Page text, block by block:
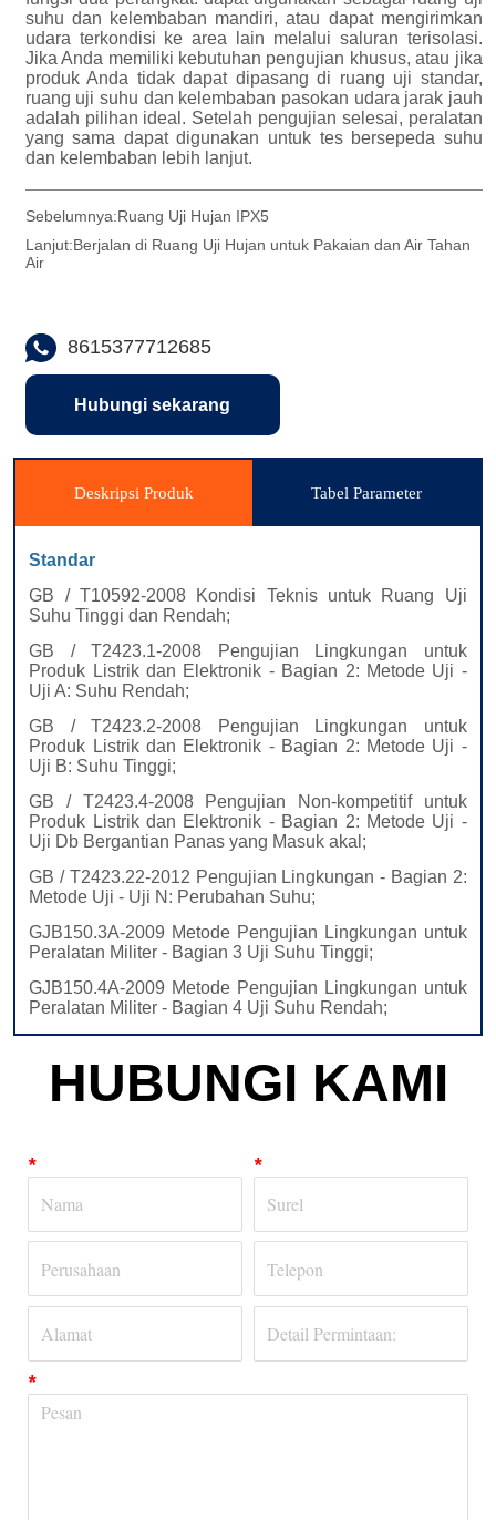
Sebelumnya:Ruang Uji Hujan IPX5
Lanjut:Berjalan di Ruang Uji Hujan untuk Pakaian dan Air Tahan
Air
8615377712685
Hubungi sekarang
Deskripsi Produk Tabel Parameter
HUBUNGI KAMI
* *
*